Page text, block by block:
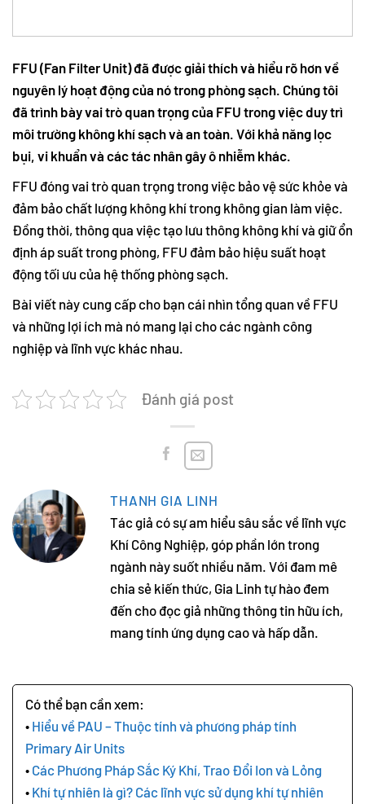
FFU (Fan Filter Unit) đã được giải thích và hiểu rõ hơn về
nguyên lý hoạt động của nó trong phòng sạch. Chúng tôi
đã trình bày vai trò quan trọng của FFU trong việc duy trì
môi trường không khí sạch và an toàn. Với khả năng lọc
bụi, vi khuẩn và các tác nhân gây ô nhiễm khác.
FFU đóng vai trò quan trọng trong việc bảo vệ sức khỏe và
đảm bảo chất lượng không khí trong không gian làm việc.
Đồng thời, thông qua việc tạo lưu thông không khí và giữ ổn
định áp suất trong phòng, FFU đảm bảo hiệu suất hoạt
động tối ưu của hệ thống phòng sạch.
Bài viết này cung cấp cho bạn cái nhìn tổng quan về FFU
và những lợi ích mà nó mang lại cho các ngành công
nghiệp và lĩnh vực khác nhau.
Đánh giá post
THANH GIA LINH
Tác giả có sự am hiểu sâu sắc về lĩnh vực
Khí Công Nghiệp, góp phần lớn trong
ngành này suốt nhiều năm. Với đam mê
chia sẻ kiến thức, Gia Linh tự hào đem
đến cho đọc giả những thông tin hữu ích,
mang tính ứng dụng cao và hấp dẫn.
Hiểu về PAU – Thuộc tính và phương pháp tính
Primary Air Units
Các Phương Pháp Sắc Ký Khí, Trao Đổi Ion và Lỏng
Khí tự nhiên là gì? Các lĩnh vực sử dụng khí tự nhiên